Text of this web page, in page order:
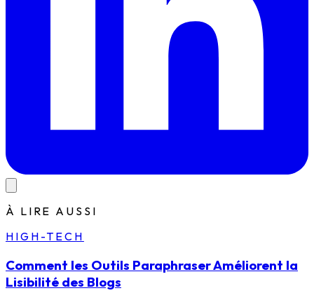
À LIRE AUSSI
HIGH-TECH
Comment les Outils Paraphraser Améliorent la
Lisibilité des Blogs